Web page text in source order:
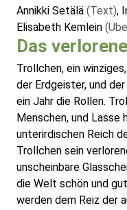
Annikki Setälä (Text),
Elisabeth Kemlein
Das
Trollchen, ein
der Erdgeister, und
ein Jahr die Rollen.
Menschen, und Lasse
unterirdischen Reich
Trollchen sein
unscheinbare
die Welt schön und
werden dem Reiz der